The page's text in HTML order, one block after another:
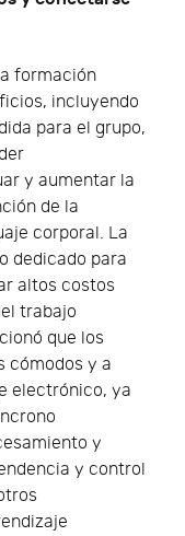
formación
incluyendo
para el grupo,
y aumentar la
de la
corporal. La
dedicado para
altos costos
trabajo
que los
cómodos y a
electrónico, ya
y
y control